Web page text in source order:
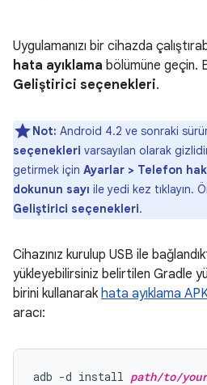
Uygulamanızı bir cihazda
hata ayıklama bölümüne geçin.
Geliştirici seçenekleri.
Not: Android 4.2 ve sonraki
seçenekleri varsayılan olarak
getirmek için Ayarlar > Telefon
dokunun sayı ile yedi kez tıklayın.
Geliştirici seçenekleri.
Cihazınız kurulup USB ile
yükleyebilirsiniz belirtilen Gradle
birini kullanarak hata ayıklama
aracı:
adb -d install path/to/